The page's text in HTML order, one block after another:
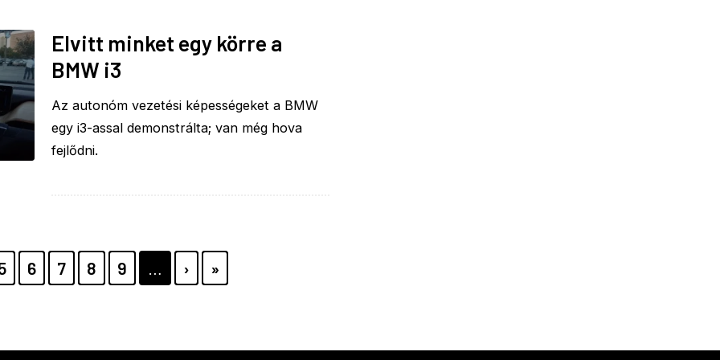
Elvitt minket egy körre a
BMW i3
Az autonóm vezetési képességeket a BMW
egy i3-assal demonstrálta; van még hova
fejlődni.
PAGE
6 PAGE
7 PAGE
8 PAGE
9
KÖVETKEZŐ
OLDAL
›
UTOLSÓ
OLDAL
»